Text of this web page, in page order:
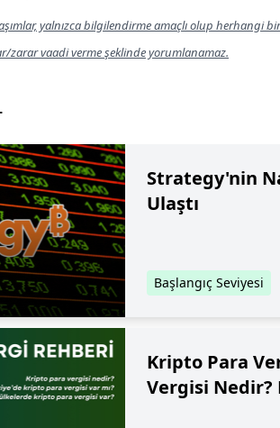
yalnızca bilgilendirme amaçlı olup herhangi bir
zarar vaadi verme şeklinde yorumlanamaz.
Strategy'nin
Ulaştı
Başlangıç Seviyesi
Kripto Para
Vergisi Nedir?